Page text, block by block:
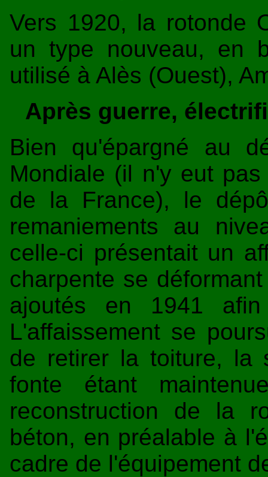
Vers 1920, la rotonde
un type nouveau, en
utilisé à Alès (Ouest),
Après guerre,
Bien qu'épargné au
Mondiale (il n'y eut
de la France), le
remaniements au
celle-ci présentait un
charpente se
ajoutés en 1941
L'affaissement se
de retirer la toiture, la
fonte étant
reconstruction de la
béton, en préalable à
cadre de l'équipement